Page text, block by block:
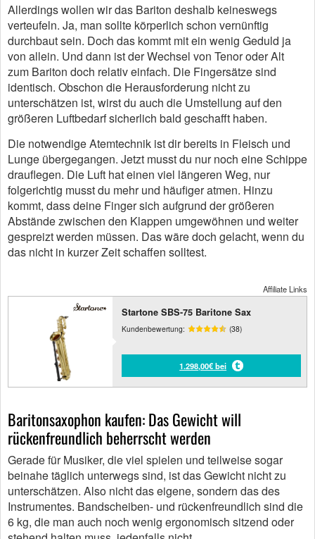
Allerdings wollen wir das Bariton deshalb keineswegs
verteufeln. Ja, man sollte körperlich schon vernünftig
durchbaut sein. Doch das kommt mit ein wenig Geduld ja
von allein. Und dann ist der Wechsel von Tenor oder Alt
zum Bariton doch relativ einfach. Die Fingersätze sind
identisch. Obschon die Herausforderung nicht zu
unterschätzen ist, wirst du auch die Umstellung auf den
größeren Luftbedarf sicherlich bald geschafft haben.
Die notwendige Atemtechnik ist dir bereits in Fleisch und
Lunge übergegangen. Jetzt musst du nur noch eine Schippe
drauflegen. Die Luft hat einen viel längeren Weg, nur
folgerichtig musst du mehr und häufiger atmen. Hinzu
kommt, dass deine Finger sich aufgrund der größeren
Abstände zwischen den Klappen umgewöhnen und weiter
gespreizt werden müssen. Das wäre doch gelacht, wenn du
das nicht in kurzer Zeit schaffen solltest.
Affiliate Links
Startone SBS-75 Baritone Sax
Kundenbewertung: (38)
1.298,00€ bei
Baritonsaxophon kaufen: Das Gewicht will
rückenfreundlich beherrscht werden
Gerade für Musiker, die viel spielen und teilweise sogar
beinahe täglich unterwegs sind, ist das Gewicht nicht zu
unterschätzen. Also nicht das eigene, sondern das des
Instrumentes. Bandscheiben- und rückenfreundlich sind die
6 kg, die man auch noch wenig ergonomisch sitzend oder